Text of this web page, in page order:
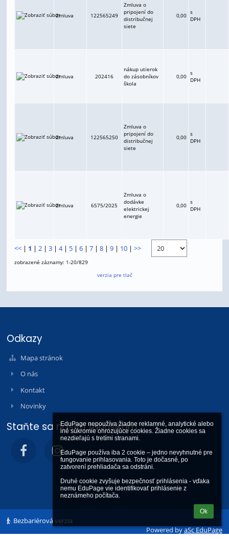
EduPage nepoužíva žiadne reklamné, analytické alebo
iné súkromie ohrozujúce cookies. Žiadne cookies sa
nezdieľajú s tretími stranami.
EduPage používa iba 2 cookie – jedno nevyhnutné pre
fungovanie prihlasovania. Toto je dočasné, po
zatvorení prehliadača sa odstráni.
Druhé cookie zvyšuje bezpečnosť prihlásenia - vďaka
nemu EduPage vie identifikovať prihlásenie z
neznámeho počítača.
Ok
Zmluva 122565249
Zmluva o
pripojení do
distribučnej
siete
0,00 s
DPH
Zmluva 202416
nákup utierok
do zásobníkov
škola
0,00 s
DPH
Zmluva 122565250
Zmluva o
pripojení do
distribučnej
siete
0,00 s
DPH
Zmluva 6575/2025
Zmluva o
dodávke
elektrickej
energie
0,00 s
DPH
<< | 1 |2 |3 |4| 5 |6 |7 |8 |9 | 10 |>>
zobrazené záznamy: 1-20/829
verzia pre tlač
Odkazy
Mapa stránok
O nás
Kontakt
Novinky
Staňte sa naším fanúšikom
Bezbariérová verzia
Powered byaSc EduPage